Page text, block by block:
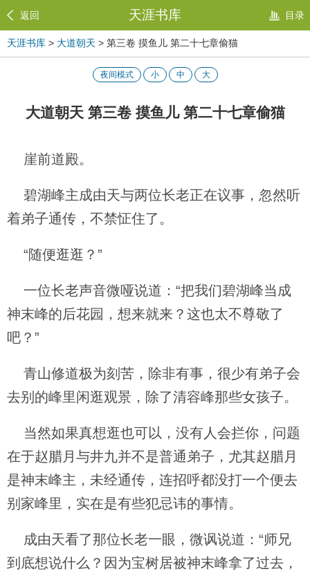
返回 天涯书库 目录
天涯书库 > 大道朝天 > 第三卷 摸鱼儿 第二十七章偷猫
夜间模式 小 中 大
大道朝天 第三卷 摸鱼儿 第二十七章偷猫
崖前道殿。
碧湖峰主成由天与两位长老正在议事，忽然听
着弟子通传，不禁怔住了。
“随便逛逛？”
一位长老声音微哑说道：“把我们碧湖峰当成
神末峰的后花园，想来就来？这也太不尊敬了
吧？”
青山修道极为刻苦，除非有事，很少有弟子会
去别的峰里闲逛观景，除了清容峰那些女孩子。
当然如果真想逛也可以，没有人会拦你，问题
在于赵腊月与井九并不是普通弟子，尤其赵腊月
是神末峰主，未经通传，连招呼都没打一个便去
别家峰里，实在是有些犯忌讳的事情。
成由天看了那位长老一眼，微讽说道：“师兄
到底想说什么？因为宝树居被神末峰拿了过去，